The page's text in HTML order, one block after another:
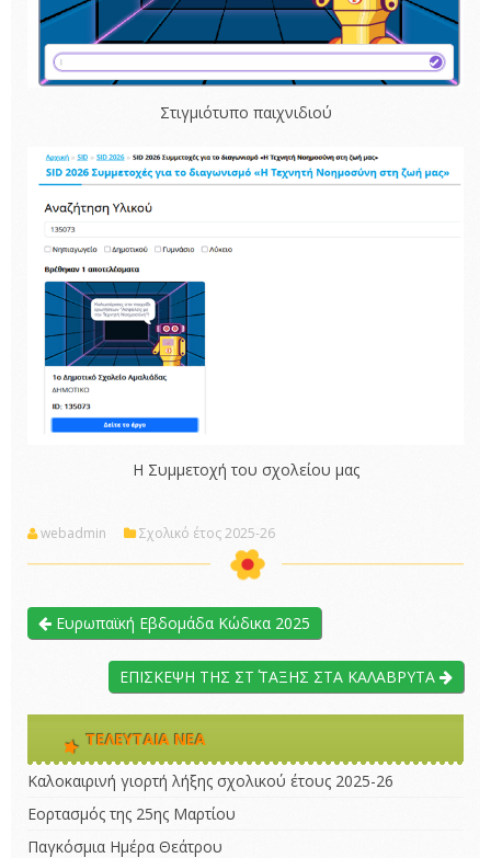
Στιγμιότυπο παιχνιδιού
Η Συμμετοχή του σχολείου μας
webadmin Σχολικό έτος 2025-26
Ευρωπαϊκή Εβδομάδα Κώδικα 2025
ΕΠΙΣΚΕΨΗ ΤΗΣ ΣΤ΄ ΤΑΞΗΣ ΣΤΑ ΚΑΛΑΒΡΥΤΑ
ΤΕΛΕΥΤΑΊΑ ΝΈΑ
Καλοκαιρινή γιορτή λήξης σχολικού έτους 2025-26
Εορτασμός της 25ης Μαρτίου
Παγκόσμια Ημέρα Θεάτρου